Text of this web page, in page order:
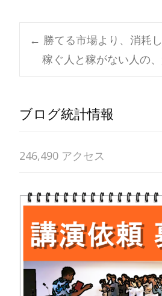
Post
navigation
← 勝てる市場より、消耗
稼ぐ人と稼がない人の
ブログ統計情報
246,490 アクセス